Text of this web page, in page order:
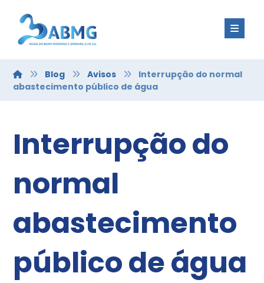
Blog Avisos
Interrupção do normal
abastecimento público de água
Interrupção do
normal
abastecimento
público de água